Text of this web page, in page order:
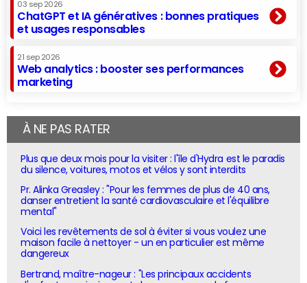
03 sep 2026
ChatGPT et IA génératives : bonnes pratiques
et usages responsables
21 sep 2026
Web analytics : booster ses performances
marketing
À NE PAS RATER
Plus que deux mois pour la visiter : l'île d'Hydra est le paradis
du silence, voitures, motos et vélos y sont interdits
Pr. Alinka Greasley : "Pour les femmes de plus de 40 ans,
danser entretient la santé cardiovasculaire et l'équilibre
mental"
Voici les revêtements de sol à éviter si vous voulez une
maison facile à nettoyer - un en particulier est même
dangereux
Bertrand, maître-nageur : "Les principaux accidents